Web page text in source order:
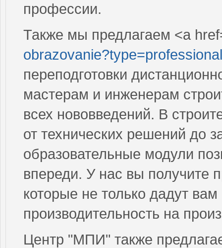
профессии.
Также мы предлагаем <a
переподготовки
мастерам и инженерам
всех нововведений. В
от технических решений до
образовательные модули
впереди. У нас вы получите
которые не только дадут
производительность на
Центр "МПИ" также